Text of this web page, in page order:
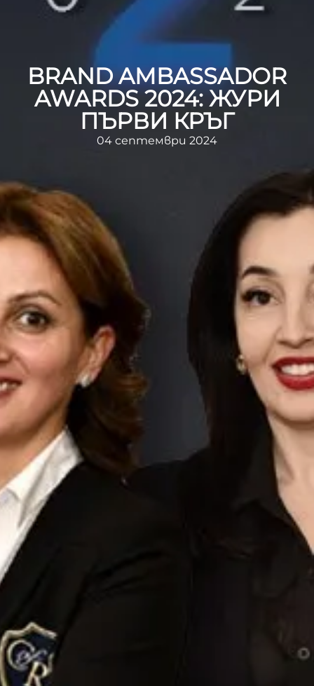
BRAND AMBASSADOR
AWARDS 2024: ЖУРИ
ПЪРВИ КРЪГ
04 септември 2024